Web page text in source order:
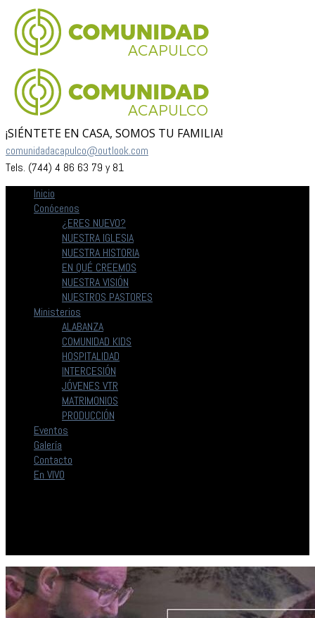
¡SIÉNTETE EN CASA, SOMOS TU FAMILIA!
comunidadacapulco@outlook.com
Tels. (744) 4 86 63 79 y 81
Inicio
Conócenos
¿ERES NUEVO?
NUESTRA IGLESIA
NUESTRA HISTORIA
EN QUÉ CREEMOS
NUESTRA VISIÓN
NUESTROS PASTORES
Ministerios
ALABANZA
COMUNIDAD KIDS
HOSPITALIDAD
INTERCESIÓN
JÓVENES VTR
MATRIMONIOS
PRODUCCIÓN
Eventos
Galería
Contacto
En VIVO